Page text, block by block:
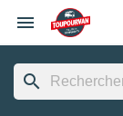

search